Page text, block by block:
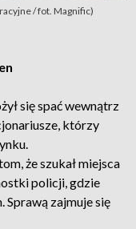
/ fot. Magnific)
się spać wewnątrz
którzy
że szukał miejsca
policji, gdzie
Sprawą zajmuje się